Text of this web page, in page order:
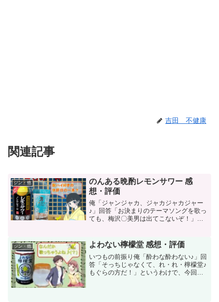
吉田 不健康
関連記事
ジン・他
のんある晩酌レモンサワー 感
想・評価
俺「ジャンジャカ、ジャカジャカジャー
♪」回答「お決まりのテーマソングを歌っ
ても、梅沢〇美男は出てこないぞ！」と
ル版です！ちなみに、コンビニをウロチ
ョロしていた時…「そ...
ジン・他 よわない檸檬堂 感想・評価
いつもの前振り俺「酔わな酔わない♪」回
答「そっちじゃなくて、れ・れ・檸檬堂♪
もぐらの方だ！」というわけで、今回の